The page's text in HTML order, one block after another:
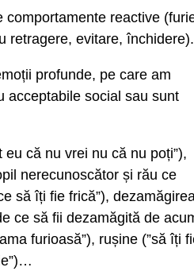
reactive
retragere, evitare, închidere).
profunde, pe care am
acceptabile social sau sunt
că nu vrei nu că nu poți”),
nerecunoscător și rău ce
să îți fie frică”),
ce să fii dezamăgită de
furioasă”), rușine (”să îți